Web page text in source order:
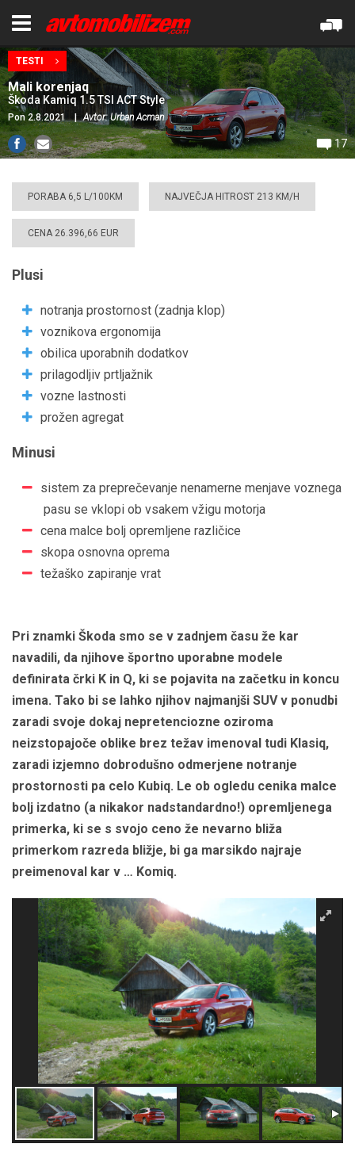
TESTI
Mali korenjaq
Škoda Kamiq 1.5 TSI ACT Style
Pon 2.8.2021 Avtor: Urban Acman
17
PORABA 6,5 L/100KM NAJVEČJA HITROST 213 KM/H
CENA 26.396,66 EUR
Plusi
notranja prostornost (zadnja klop)
voznikova ergonomija
obilica uporabnih dodatkov
prilagodljiv prtljažnik
vozne lastnosti
prožen agregat
Minusi
sistem za preprečevanje nenamerne menjave voznega
pasu se vklopi ob vsakem vžigu motorja
cena malce bolj opremljene različice
skopa osnovna oprema
težaško zapiranje vrat
Pri znamki Škoda smo se v zadnjem času že kar
navadili, da njihove športno uporabne modele
definirata črki K in Q, ki se pojavita na začetku in koncu
imena. Tako bi se lahko njihov najmanjši SUV v ponudbi
zaradi svoje dokaj nepretenciozne oziroma
neizstopajoče oblike brez težav imenoval tudi Klasiq,
zaradi izjemno dobrodušno odmerjene notranje
prostornosti pa celo Kubiq. Le ob ogledu cenika malce
bolj izdatno (a nikakor nadstandardno!) opremljenega
primerka, ki se s svojo ceno že nevarno bliža
primerkom razreda bližje, bi ga marsikdo najraje
preimenoval kar v … Komiq.